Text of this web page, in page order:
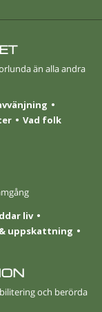
än alla andra
Vad folk
liv
uppskattning
och berörda